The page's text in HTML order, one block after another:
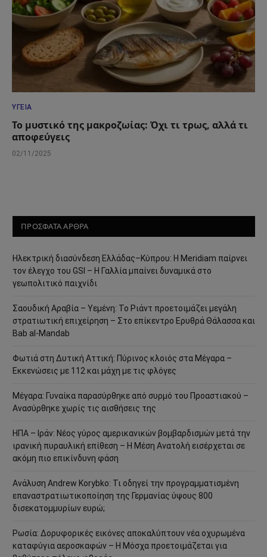
ΥΓΕΊΑ
Το μυστικό της μακροζωίας: Όχι τι τρως, αλλά τι
αποφεύγεις
02/11/2025
ΠΡΟΣΦΑΤΑ ΑΡΘΡΑ
Ηλεκτρική διασύνδεση Ελλάδας–Κύπρου: Η Meridiam παίρνει
τον έλεγχο του GSI – Η Γαλλία μπαίνει δυναμικά στο
γεωπολιτικό παιχνίδι
Σαουδική Αραβία – Υεμένη: Το Ριάντ προετοιμάζει μεγάλη
στρατιωτική επιχείρηση – Στο επίκεντρο Ερυθρά Θάλασσα και
Bab al-Mandab
Φωτιά στη Δυτική Αττική: Πύρινος κλοιός στα Μέγαρα –
Εκκενώσεις με 112 και μάχη με τις φλόγες
Μέγαρα: Γυναίκα παρασύρθηκε από συρμό του Προαστιακού –
Ανασύρθηκε χωρίς τις αισθήσεις της
ΗΠΑ – Ιράν: Νέος γύρος αμερικανικών βομβαρδισμών μετά την
ιρανική πυραυλική επίθεση – Η Μέση Ανατολή εισέρχεται σε
ακόμη πιο επικίνδυνη φάση
Ανάλυση Andrew Korybko: Τι οδηγεί την προγραμματισμένη
επαναστρατιωτικοποίηση της Γερμανίας ύψους 800
δισεκατομμυρίων ευρώ;
Ρωσία: Δορυφορικές εικόνες αποκαλύπτουν νέα οχυρωμένα
καταφύγια αεροσκαφών – Η Μόσχα προετοιμάζεται για